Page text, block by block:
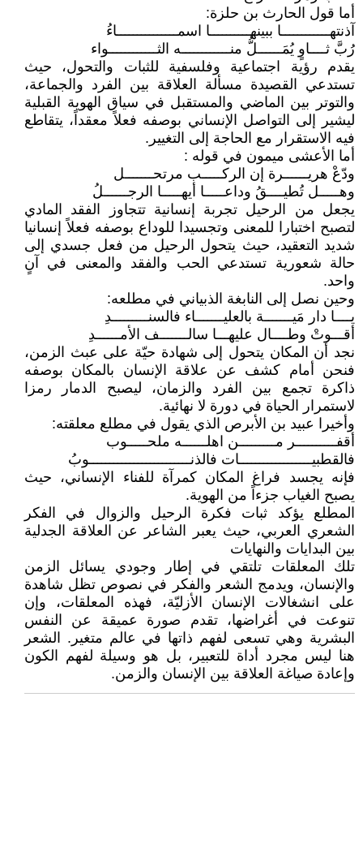
أما قول الحارث بن حلزة:
آذنتهــــــــــــا ببينهــــــــــا اسمـــــــــــــــاءُ
رُبَّ ثــــاوٍ يُمَــــــلُّ منــــــــــــه الثــــــــــــواء
يقدم رؤية اجتماعية وفلسفية للثبات والتحول، حيث
تستدعي القصيدة مسألة العلاقة بين الفرد والجماعة،
والتوتر بين الماضي والمستقبل في سياق الهوية القبلية
ليشير إلى التواصل الإنساني بوصفه فعلاً معقداً، يتقاطع
فيه الاستقرار مع الحاجة إلى التغيير.
أما الأعشى ميمون في قوله :
ودّعْ هريــــــرة إن الركـــــب مرتحـــــــل
وهـــــل تُطيــــقُ وداعـــــا أيهـــــا الرجــــــلُ
يجعل من الرحيل تجربة إنسانية تتجاوز الفقد المادي
لتصبح اختبارا للمعنى وتجسيدا للوداع بوصفه فعلاً إنسانيا
شديد التعقيد، حيث يتحول الرحيل من فعل جسدي إلى
حالة شعورية تستدعي الحب والفقد والمعنى في آنٍ
واحد.
وحين نصل إلى النابغة الذبياني في مطلعه:
يــــا دار مَيـــــــة بالعليـــــــاء فالسنـــــــــدِ
أقـــوتْ وطــــال عليهـــا سالـــــــف الأمــــــدِ
نجد أن المكان يتحول إلى شهادة حيّة على عبث الزمن،
فنحن أمام كشف عن علاقة الإنسان بالمكان بوصفه
ذاكرة تجمع بين الفرد والزمان، ليصبح الدمار رمزا
لاستمرار الحياة في دورة لا نهائية.
وأخيرا عبيد بن الأبرص الذي يقول في مطلع معلقته:
أقفــــــــــر مـــــــــن اهلــــــه ملحـــــوب
فالقطبيــــــــــــــــــات فالذنـــــــــــــــــــــــــوبُ
فإنه يجسد فراغ المكان كمرآة للفناء الإنساني، حيث
يصبح الغياب جزءاً من الهوية.
المطلع يؤكد ثبات فكرة الرحيل والزوال في الفكر
الشعري العربي، حيث يعبر الشاعر عن العلاقة الجدلية
بين البدايات والنهايات
تلك المعلقات تلتقي في إطار وجودي يسائل الزمن
والإنسان، ويدمج الشعر والفكر في نصوص تظل شاهدة
على انشغالات الإنسان الأزليّة، فهذه المعلقات، وإن
تنوعت في أغراضها، تقدم صورة عميقة عن النفس
البشرية وهي تسعى لفهم ذاتها في عالم متغير. الشعر
هنا ليس مجرد أداة للتعبير، بل هو وسيلة لفهم الكون
وإعادة صياغة العلاقة بين الإنسان والزمن.